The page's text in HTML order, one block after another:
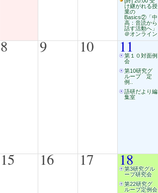
け継がれる授
業の
Basics②「中
高：音読から
話す活動へ」
＠オンライン
8 9 10 11
第１０対面例
会
第10研究グ
ループ 定
例..
語研だより編
集室
15 16 17 18
第3研究グル
ープ研究会
第22研究グ
ループ定例会